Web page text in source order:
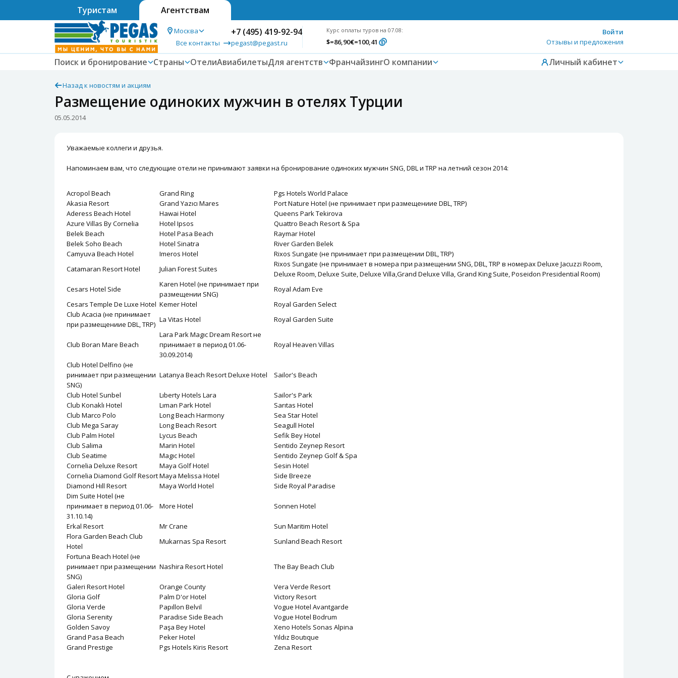
Туристам Агентствам
Москва
Все контакты
+7 (495) 419-92-94
pegast@pegast.ru
Курс оплаты туров на 07.08:
$=86,90€=100,41
Войти
Отзывы и предложения
Поиск и бронирование Страны ОтелиАвиабилетыДля агентств ФранчайзингО компании Личный кабинет
Назад к новостям и акциям
Размещение одиноких мужчин в отелях Турции
05.05.2014
Уважаемые коллеги и друзья.
Напоминаем вам, что следующие отели не принимают заявки на бронирование одиноких мужчин SNG, DBL и TRP на летний сезон 2014:
Acropol Beach Grand Ring
Pgs Hotels World Palace
Akasia Resort
Grand Yazıcı Mares
Port Nature Hotel (не принимает при размещениие DBL, TRP)
Aderess Beach Hotel
Hawai Hotel
Queens Park Tekirova
Azure Villas By Cornelia
Hotel Ipsos
Quattro Beach Resort & Spa
Belek Beach
Hotel Pasa Beach
Raymar Hotel
Belek Soho Beach
Hotel Sinatra
River Garden Belek
Camyuva Beach Hotel
Imeros Hotel
Rixos Sungate (не принимает при размещении DBL, TRP)
Catamaran Resort Hotel
Julian Forest Suites
Rixos Sungate (не принимает в номера при размещении SNG, DBL, TRP в номерах Deluxe Jacuzzi Room,
Deluxe Room, Deluxe Suite, Deluxe Villa,Grand Deluxe Villa, Grand King Suite, Poseidon Presidential Room)
Cesars Hotel Side
Karen Hotel (не принимает при
размещении SNG)
Royal Adam Eve
Cesars Temple De Luxe Hotel Kemer Hotel
Royal Garden Select
Club Acacia (не принимает
при размещениие DBL, TRP)
La Vitas Hotel Royal Garden Suite
Club Boran Mare Beach
Lara Park Magıc Dream Resort не
принимает в период 01.06-
30.09.2014)
Royal Heaven Villas
Club Hotel Delfino (не
ринимает при размещении
SNG)
Latanya Beach Resort Deluxe Hotel Sailor's Beach
Club Hotel Sunbel Lıberty Hotels Lara
Sailor's Park
Club Konaklı Hotel
Lıman Park Hotel
Sarıtas Hotel
Club Marco Polo
Long Beach Harmony
Sea Star Hotel
Club Mega Saray
Long Beach Resort
Seagull Hotel
Club Palm Hotel
Lycus Beach
Sefik Bey Hotel
Club Salima
Marin Hotel
Sentido Zeynep Resort
Club Seatime
Magıc Hotel
Sentido Zeynep Golf & Spa
Cornelia Deluxe Resort
Maya Golf Hotel
Sesin Hotel
Cornelia Diamond Golf ResortMaya Melissa Hotel
Side Breeze
Diamond Hıll Resort
Maya World Hotel
Side Royal Paradise
Dim Suite Hotel (не
принимает в период 01.06-
31.10.14)
More Hotel Sonnen Hotel
Erkal Resort Mr Crane
Sun Maritim Hotel
Flora Garden Beach Club
Hotel
Mukarnas Spa Resort
Sunland Beach Resort
Fortuna Beach Hotel (не
ринимает при размещении
SNG)
Nashira Resort Hotel The Bay Beach Club
Galeri Resort Hotel Orange County
Vera Verde Resort
Gloria Golf
Palm D'or Hotel
Victory Resort
Gloria Verde
Papıllon Belvil
Vogue Hotel Avantgarde
Gloria Serenity
Paradise Side Beach
Vogue Hotel Bodrum
Golden Savoy
Paşa Bey Hotel
Xeno Hotels Sonas Alpina
Grand Pasa Beach
Peker Hotel
Yıldız Boutıque
Grand Prestige
Pgs Hotels Kiris Resort Zena Resort